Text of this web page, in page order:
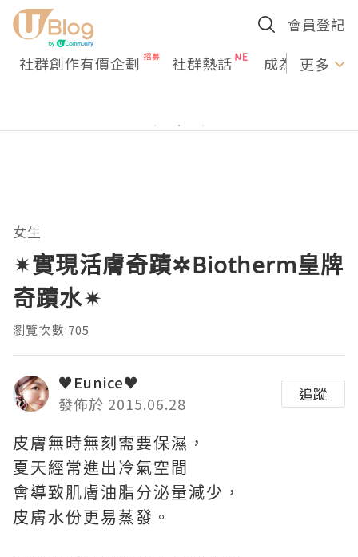
會員登記
社群創作有價企劃 社群熱話 成為U更多
女生
✴實現活膚奇蹟✲Biotherm皇牌
奇蹟水✴
瀏覽次數:705
♥Eunice♥
發佈於 2015.06.28
追蹤
皮膚無時無刻需要保濕，
夏天經常進出冷氣空間
會導致肌膚油脂分泌量減少，
皮膚水份更易蒸發。